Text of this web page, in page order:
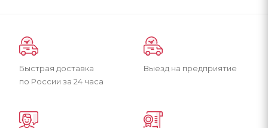
Быстрая доставка
по России за 24 часа
Выезд на предприятие